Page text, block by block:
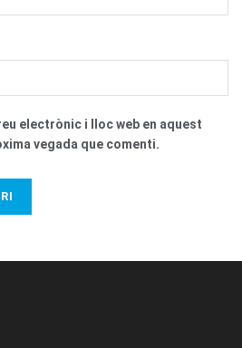
electrònic i lloc web en aquest
vegada que comenti.